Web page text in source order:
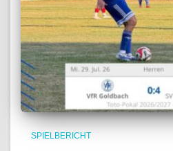
SPIELBERICHT